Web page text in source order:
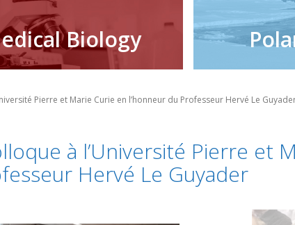
Biology
Pierre et Marie Curie en l’honneur du Professeur Hervé Le
à l’Université Pierre et
Hervé Le Guyader